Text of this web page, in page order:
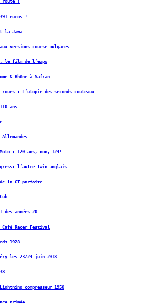
route !
391 euros !
la Jawa
aux versions course bulgares
le film de l’expo
& Rhône à Safran
: L’utopie des seconds couteaux
ans
: 120 ans, non, 124!
l’autre twin anglais
la GT parfaite
des années 20
Racer Festival
1928
les 23/24 juin 2018
compresseur 1950
primée